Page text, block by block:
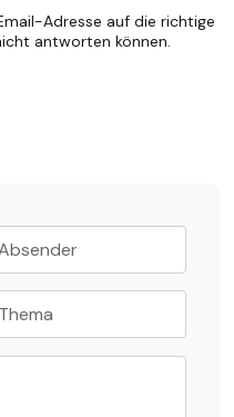
Adresse auf die richtige
antworten können.